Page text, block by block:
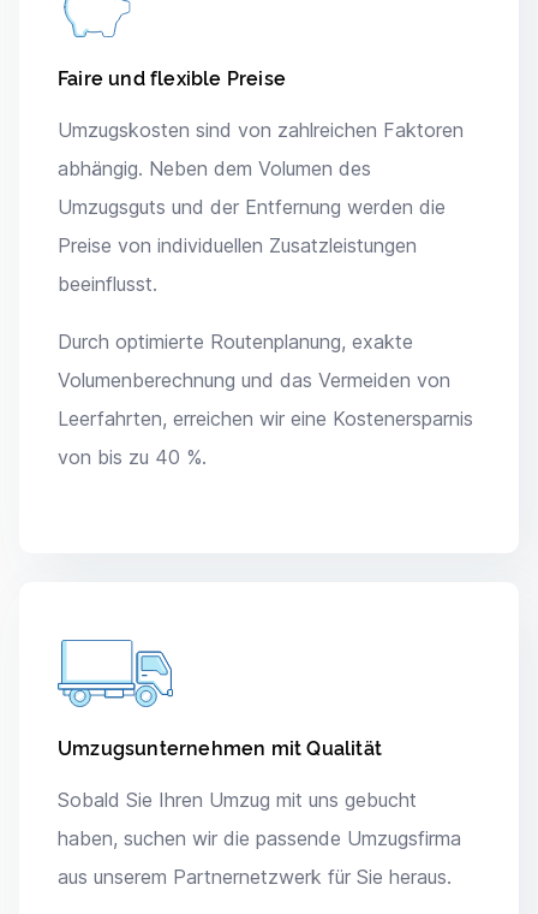
Faire und flexible Preise
Umzugskosten sind von zahlreichen Faktoren
abhängig. Neben dem Volumen des
Umzugsguts und der Entfernung werden die
Preise von individuellen Zusatzleistungen
beeinflusst.
Durch optimierte Routenplanung, exakte
Volumenberechnung und das Vermeiden von
Leerfahrten, erreichen wir eine Kostenersparnis
von bis zu 40 %.
Umzugsunternehmen mit Qualität
Sobald Sie Ihren Umzug mit uns gebucht
haben, suchen wir die passende Umzugsfirma
aus unserem Partnernetzwerk für Sie heraus.